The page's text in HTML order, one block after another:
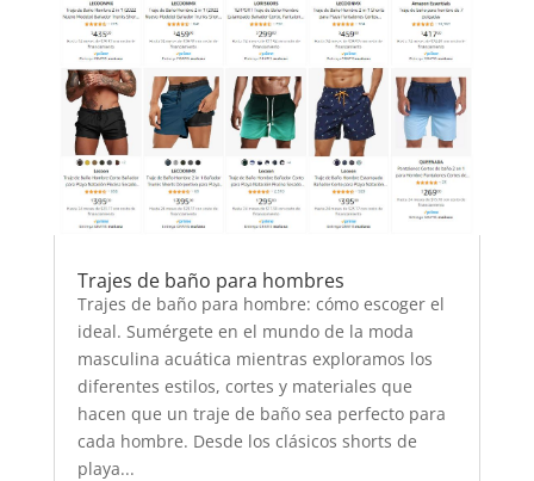
Trajes de baño para hombres
Trajes de baño para hombre: cómo escoger el
ideal. Sumérgete en el mundo de la moda
masculina acuática mientras exploramos los
diferentes estilos, cortes y materiales que
hacen que un traje de baño sea perfecto para
cada hombre. Desde los clásicos shorts de
playa...